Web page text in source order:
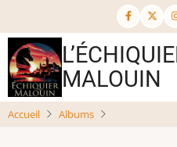
au
contenu
principal
MALOUIN
Accueil Albums